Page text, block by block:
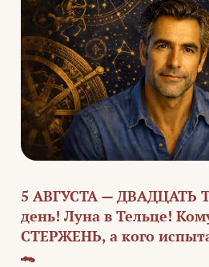
5 АВГУСТА — ДВАДЦАТЬ
день! Луна в Тельце!
СТЕРЖЕНЬ, а кого
🐊